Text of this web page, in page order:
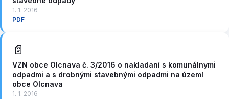
1. 1. 2016
PDF
📄
VZN obce Olcnava č. 3/2016 o nakladaní s komunálnymi
odpadmi a s drobnými stavebnými odpadmi na území
obce Olcnava
1. 1. 2016